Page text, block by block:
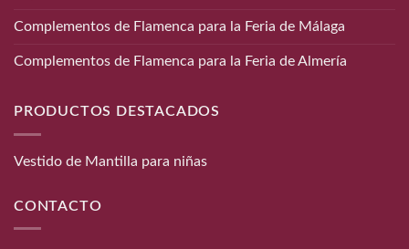
Complementos de Flamenca para la Feria de Málaga
Complementos de Flamenca para la Feria de Almería
PRODUCTOS DESTACADOS
Vestido de Mantilla para niñas
CONTACTO